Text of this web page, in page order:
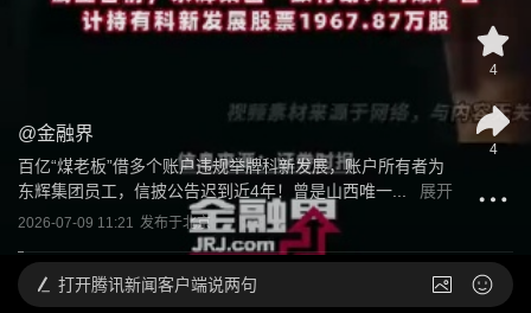
@金融界
百亿“煤老板”借多个账户违规举牌科新发展，账户所有者为
东辉集团员工，信披公告迟到近4年！曾是山西唯一...
展开
2026-07-09 11:21 发布于北京
4
4
打开腾讯新闻客户端说两句